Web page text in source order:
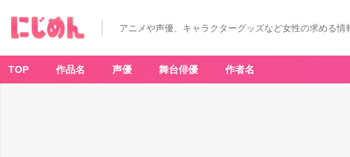
アニメや声優、キャラクターグッズなど女性の求める情
TOP 作品名 声優 舞台俳優 作者名